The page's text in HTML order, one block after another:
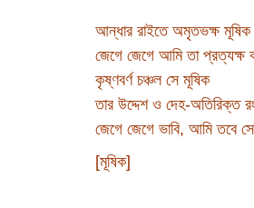
আন্ধার রাইতে অমৃতভক্ষ
জেগে জেগে আমি তা প্রত্যক্ষ
কৃষ্ণবর্ণ চঞ্চল সে মূষিক
তার উদ্দেশ ও দেহ-অতিরিক্ত
জেগে জেগে ভাবি, আমি তবে
[মূষিক]